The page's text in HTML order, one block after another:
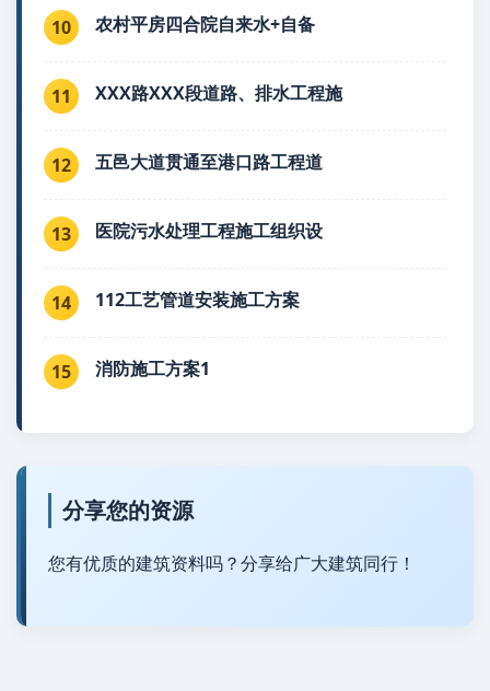
10 农村平房四合院自来水+自备
11 XXX路XXX段道路、排水工程施
12 五邑大道贯通至港口路工程道
13 医院污水处理工程施工组织设
14 112工艺管道安装施工方案
15 消防施工方案1
分享您的资源
您有优质的建筑资料吗？分享给广大建筑同行！